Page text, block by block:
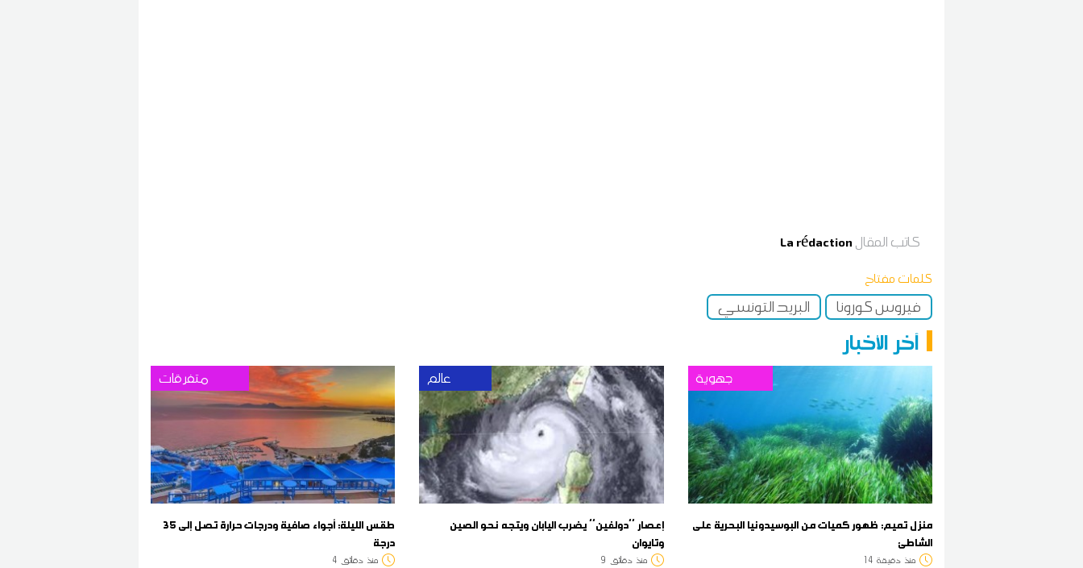
كاتب المقال La rédaction
كلمات مفتاح
فيروس كورونا البريد التونسي
آخر الأخبار
متفرقات
طقس الليلة: أجواء صافية ودرجات حرارة تصل إلى 35
درجة
منذ دقائق 4
عالم
إعصار ''دولفين'' يضرب اليابان ويتجه نحو الصين
وتايوان
منذ دقائق 9
جهوية
منزل تميم: ظهور كميات من البوسيدونيا البحرية على
الشاطئ
منذ دقيقة 14